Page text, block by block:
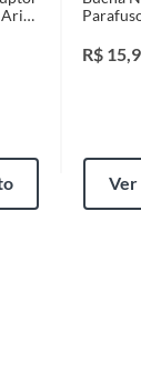
39x32
R$